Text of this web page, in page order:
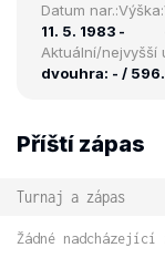
Datum nar.:
11. 5. 1983
Výška:
-
Aktuální/nejvyšší
dvouhra: - / 596.
Příští zápas
Turnaj a zápas
Žádné nadcházející